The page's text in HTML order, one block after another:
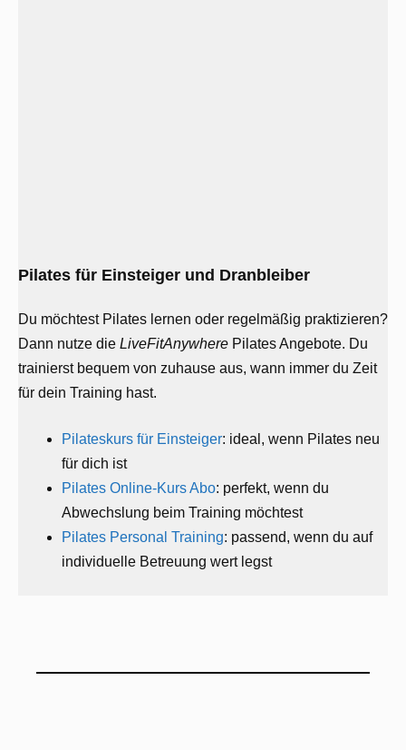
Pilates für Einsteiger und Dranbleiber
Du möchtest Pilates lernen oder regelmäßig praktizieren?
Dann nutze die LiveFitAnywhere Pilates Angebote. Du
trainierst bequem von zuhause aus, wann immer du Zeit
für dein Training hast.
Pilateskurs für Einsteiger: ideal, wenn Pilates neu
für dich ist
Pilates Online-Kurs Abo: perfekt, wenn du
Abwechslung beim Training möchtest
Pilates Personal Training: passend, wenn du auf
individuelle Betreuung wert legst